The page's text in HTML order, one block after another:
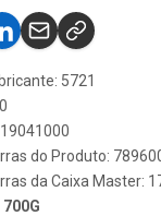
5721
do Produto:
da Caixa Master: